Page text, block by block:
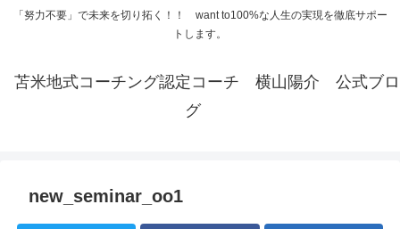
「努力不要」で未来を切り拓く！！ want to100%な人生の実現を徹底サポー
トします。
苫米地式コーチング認定コーチ 横山陽介 公式ブロ
グ
new_seminar_oo1